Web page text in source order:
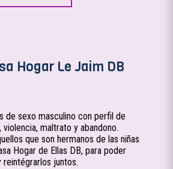
Hogar Le Jaim DB
de sexo masculino con perfil de
maltrato y abandono.
que son hermanos de las niñas
Hogar de Ellas DB, para poder
reintégrarlos juntos.